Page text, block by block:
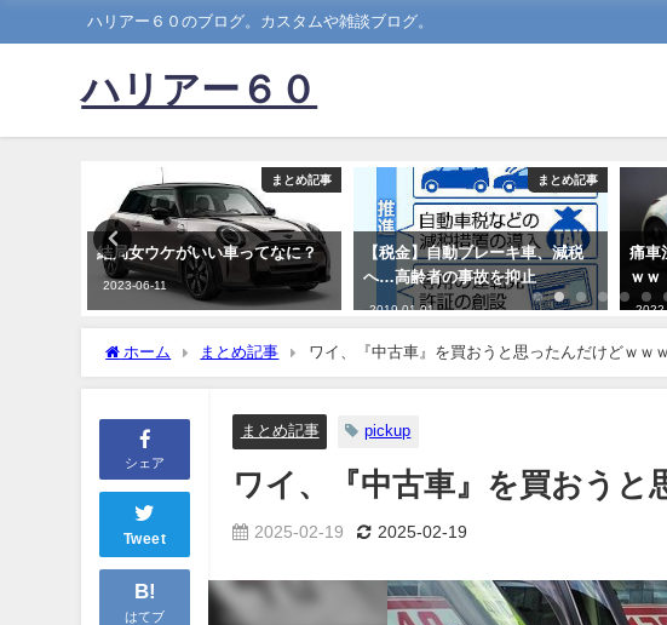
ハリアー６０のブログ。カスタムや雑談ブログ。
ハリアー６０
まとめ記事
結局女ウケがいい車ってなに？
2023-06-11
まとめ記事
【税金】自動ブレーキ車、減税
へ…高齢者の事故を抑止
2019-01-01
痛車
ｗｗ
ホーム まとめ記事 ワイ、『中古車』を買おうと思ったんだけどｗｗ
シェア
Tweet
B!
はてブ
まとめ記事 pickup
ワイ、『中古車』を買おうと
2025-02-19 2025-02-19